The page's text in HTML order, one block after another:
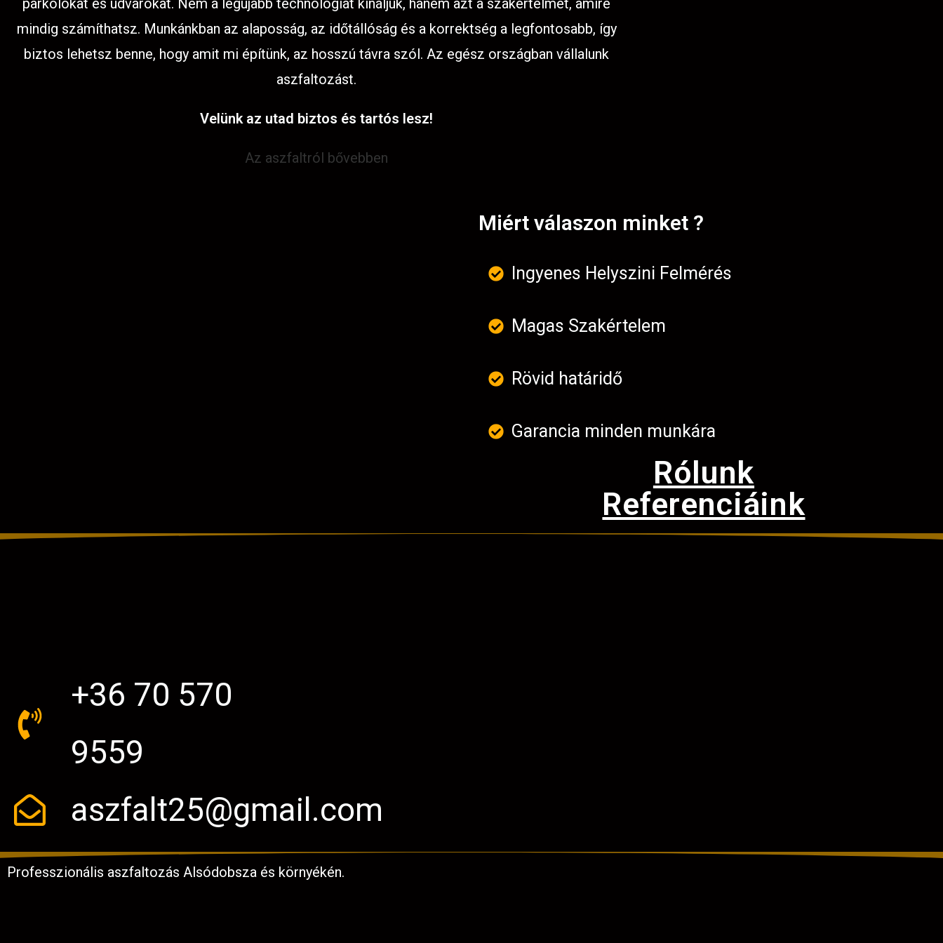
parkolókat és udvarokat. Nem a legújabb technológiát kínáljuk, hanem azt a szakértelmet, amire
mindig számíthatsz. Munkánkban az alaposság, az időtállóság és a korrektség a legfontosabb, így
biztos lehetsz benne, hogy amit mi építünk, az hosszú távra szól. Az egész országban vállalunk
aszfaltozást.
Velünk az utad biztos és tartós lesz!
Az aszfaltról bővebben
Miért válaszon minket ?
Ingyenes Helyszini Felmérés
Magas Szakértelem
Rövid határidő
Garancia minden munkára
Rólunk
Referenciáink
+36 70 570
9559
aszfalt25@gmail.com
Professzionális aszfaltozás Alsódobsza és környékén.